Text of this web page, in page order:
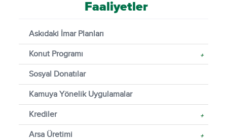
Faaliyetler
Askıdaki İmar Planları
Konut Programı +
Sosyal Donatılar
Kamuya Yönelik Uygulamalar
Krediler +
Arsa Üretimi +